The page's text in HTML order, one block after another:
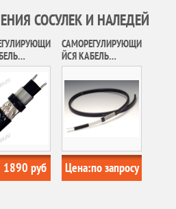
СОСУЛЕК И НАЛЕДЕЙ
RGS-2-PU
1890 руб
САМОРЕГУЛИРУЮЩИ
ЙСЯ КАБЕЛЬ
ICESTOP GM-2X
Цена:по запросу